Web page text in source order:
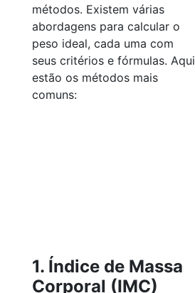
métodos. Existem várias
abordagens para calcular o
peso ideal, cada uma com
seus critérios e fórmulas. Aqui
estão os métodos mais
comuns:
1. Índice de Massa
Corporal (IMC)